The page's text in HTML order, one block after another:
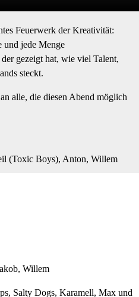
Feuerwerk der Kreativität:
und jede Menge
gezeigt hat, wie viel Talent,
steckt.
alle, die diesen Abend möglich
(Toxic Boys), Anton, Willem
Willem
Salty Dogs, Karamell, Max und